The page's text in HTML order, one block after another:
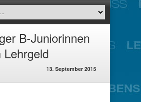
B-Juniorinnen
Lehrgeld
13. September 2015